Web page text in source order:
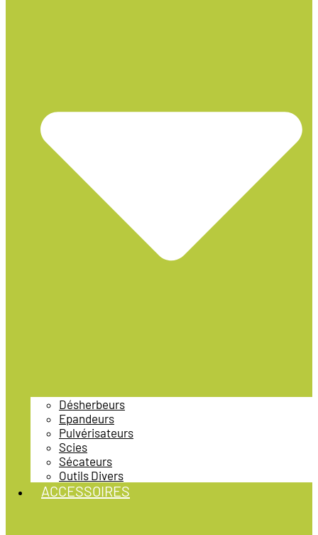
Désherbeurs
Epandeurs
Pulvérisateurs
Scies
Sécateurs
Outils Divers
ACCESSOIRES